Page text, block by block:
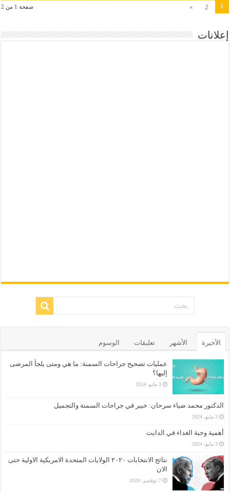
صفحة 1 من 2 1
2
»
إعلانات
الأخيرة الأشهر تعليقات الوسوم
عمليات تصحيح جراحات السمنة: ما هي ومتى يلجأ المرضى
إليها؟
3 مايو، 2024
الدكتور محمد ضياء سرحان: خبير في جراحات السمنة والتجميل
3 مايو، 2024
أهمية وجبة الغداء في الدايت
3 مايو، 2024
نتائج الانتخابات ٢٠٢٠ الولايات المتحدة الامريكية الاولية حتى
الان
7 نوفمبر، 2020